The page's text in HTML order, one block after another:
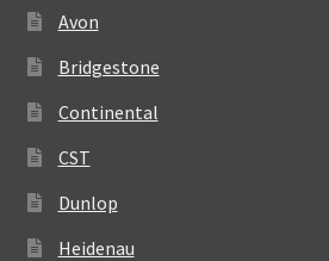
Avon
Bridgestone
Continental
CST
Dunlop
Heidenau